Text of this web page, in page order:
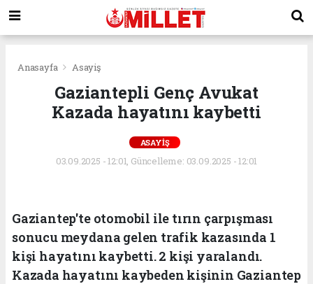
Anasayfa Asayiş
Gaziantepli Genç Avukat
Kazada hayatını kaybetti
ASAYIŞ
03.09.2025 - 12:01, Güncelleme: 03.09.2025 - 12:01
Gaziantep'te otomobil ile tırın çarpışması
sonucu meydana gelen trafik kazasında 1
kişi hayatını kaybetti. 2 kişi yaralandı.
Kazada hayatını kaybeden kişinin Gaziantep